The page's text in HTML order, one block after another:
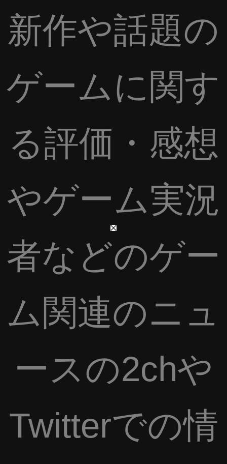
新作や話題の
ゲームに関す
る評価・感想
やゲーム実況
者などのゲー
ム関連のニュ
ースの2chや
Twitterでの情